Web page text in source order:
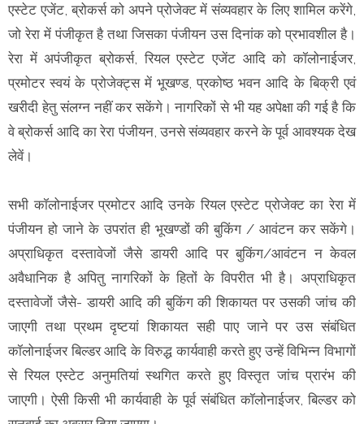
एस्टेट एजेंट, ब्रोकर्स को अपने प्रोजेक्ट में संव्यवहार के लिए शामिल करेंगे,
जो रेरा में पंजीकृत है तथा जिसका पंजीयन उस दिनांक को प्रभावशील है।
रेरा में अपंजीकृत ब्रोकर्स, रियल एस्टेट एजेंट आदि को कॉलोनाईजर,
प्रमोटर स्वयं के प्रोजेक्ट्स में भूखण्ड, प्रकोष्ठ भवन आदि के बिक्री एवं
खरीदी हेतु संलग्न नहीं कर सकेंगे। नागरिकों से भी यह अपेक्षा की गई है कि
वे ब्रोकर्स आदि का रेरा पंजीयन, उनसे संव्यवहार करने के पूर्व आवश्यक देख
लेवें।
सभी कॉलोनाईजर प्रमोटर आदि उनके रियल एस्टेट प्रोजेक्ट का रेरा में
पंजीयन हो जाने के उपरांत ही भूखण्डों की बुकिंग / आवंटन कर सकेंगे।
अप्राधिकृत दस्तावेजों जैसे डायरी आदि पर बुकिंग/आवंटन न केवल
अवैधानिक है अपितु नागरिकों के हितों के विपरीत भी है। अप्राधिकृत
दस्तावेजों जैसे- डायरी आदि की बुकिंग की शिकायत पर उसकी जांच की
जाएगी तथा प्रथम दृष्टयां शिकायत सही पाए जाने पर उस संबंधित
कॉलोनाईजर बिल्डर आदि के विरुद्ध कार्यवाही करते हुए उन्हें विभिन्न विभागों
से रियल एस्टेट अनुमतियां स्थगित करते हुए विस्तृत जांच प्रारंभ की
जाएगी। ऐसी किसी भी कार्यवाही के पूर्व संबंधित कॉलोनाईजर, बिल्डर को